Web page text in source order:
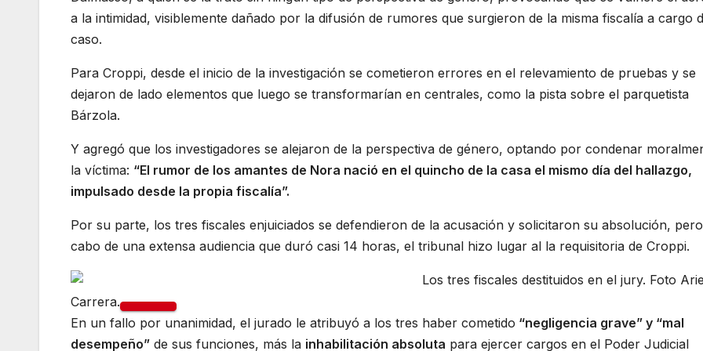
a la intimidad, visiblemente dañado por la difusión de rumores que surgieron de la misma fiscalía a cargo
caso.
Para Croppi, desde el inicio de la investigación se cometieron errores en el relevamiento de pruebas y se
dejaron de lado elementos que luego se transformarían en centrales, como la pista sobre el parquetista
Bárzola.
Y agregó que los investigadores se alejaron de la perspectiva de género, optando por condenar
la víctima: “El rumor de los amantes de Nora nació en el quincho de la casa el mismo día del hallazgo,
impulsado desde la propia fiscalía”.
Por su parte, los tres fiscales enjuiciados se defendieron de la acusación y solicitaron su absolución,
cabo de una extensa audiencia que duró casi 14 horas, el tribunal hizo lugar al la requisitoria de Croppi.
Los tres fiscales destituidos en el jury. Foto
Carrera.
En un fallo por unanimidad, el jurado le atribuyó a los tres haber cometido “negligencia grave” y “mal
desempeño” de sus funciones, más la inhabilitación absoluta para ejercer cargos en el Poder Judicial